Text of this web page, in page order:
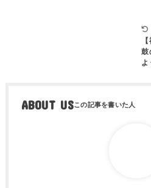
鼓
ABOUT US